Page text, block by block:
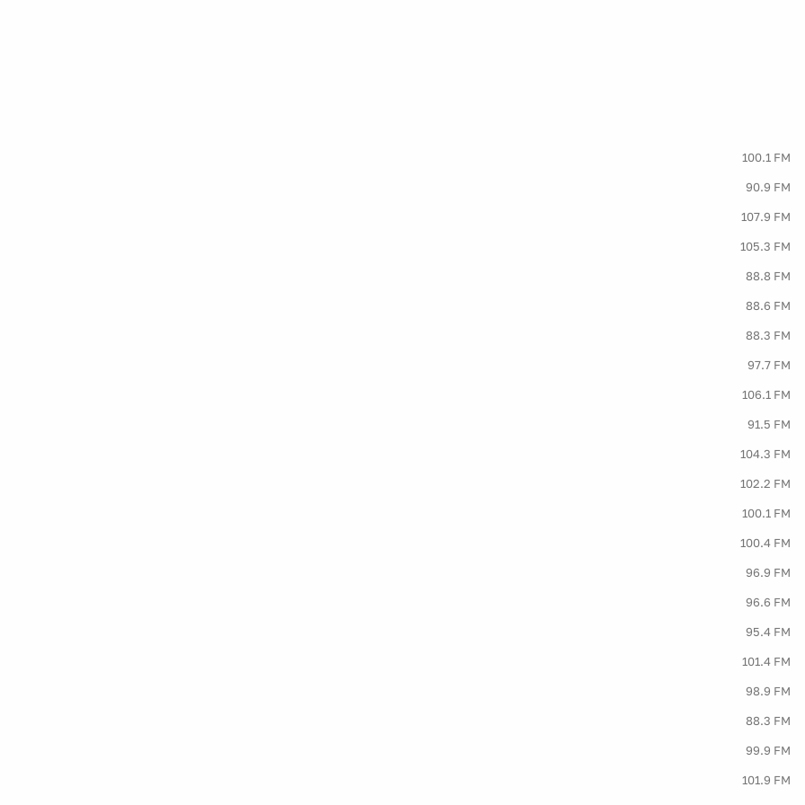
100.1 FM
90.9 FM
107.9 FM
105.3 FM
88.8 FM
88.6 FM
88.3 FM
97.7 FM
106.1 FM
91.5 FM
104.3 FM
102.2 FM
100.1 FM
100.4 FM
96.9 FM
96.6 FM
95.4 FM
101.4 FM
98.9 FM
88.3 FM
99.9 FM
101.9 FM